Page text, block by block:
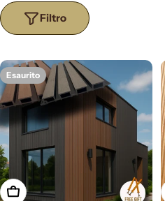
Filtro
Esaurito
Scegli le opzioni